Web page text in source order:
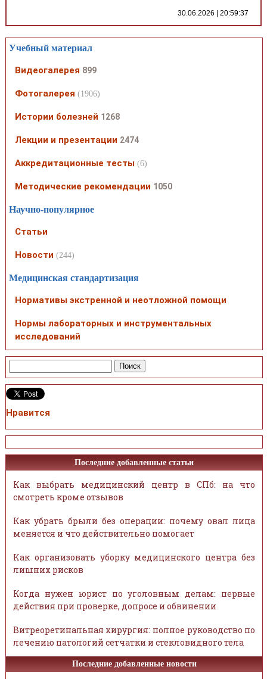
30.06.2026 | 20:59:37
Учебный материал
Видеогалерея 899
Фотогалерея (1906)
Истории болезней 1268
Лекции и презентации 2474
Аккредитационные тесты (6)
Методические рекомендации 1050
Научно-популярное
Статьи
Новости (244)
Медицинская стандартизация
Нормативы экстренной и неотложной помощи
Нормы лабораторных и инструментальных
исследований
Нравится
Последние добавленные статьи
Как выбрать медицинский центр в СПб: на что
смотреть кроме отзывов
Как убрать брыли без операции: почему овал лица
меняется и что действительно помогает
Как организовать уборку медицинского центра без
лишних рисков
Когда нужен юрист по уголовным делам: первые
действия при проверке, допросе и обвинении
Витреоретинальная хирургия: полное руководство по
лечению патологий сетчатки и стекловидного тела
Последние добавленные новости